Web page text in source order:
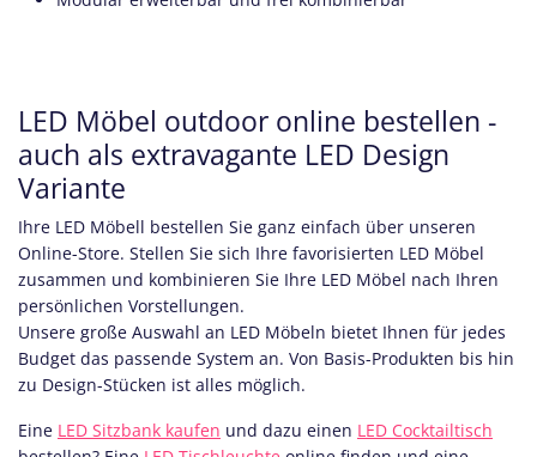
LED Möbel outdoor online bestellen -
auch als extravagante LED Design
Variante
Ihre LED Möbell bestellen Sie ganz einfach über unseren
Online-Store. Stellen Sie sich Ihre favorisierten LED Möbel
zusammen und kombinieren Sie Ihre LED Möbel nach Ihren
persönlichen Vorstellungen.
Unsere große Auswahl an LED Möbeln bietet Ihnen für jedes
Budget das passende System an. Von Basis-Produkten bis hin
zu Design-Stücken ist alles möglich.
Eine LED Sitzbank kaufen und dazu einen LED Cocktailtisch